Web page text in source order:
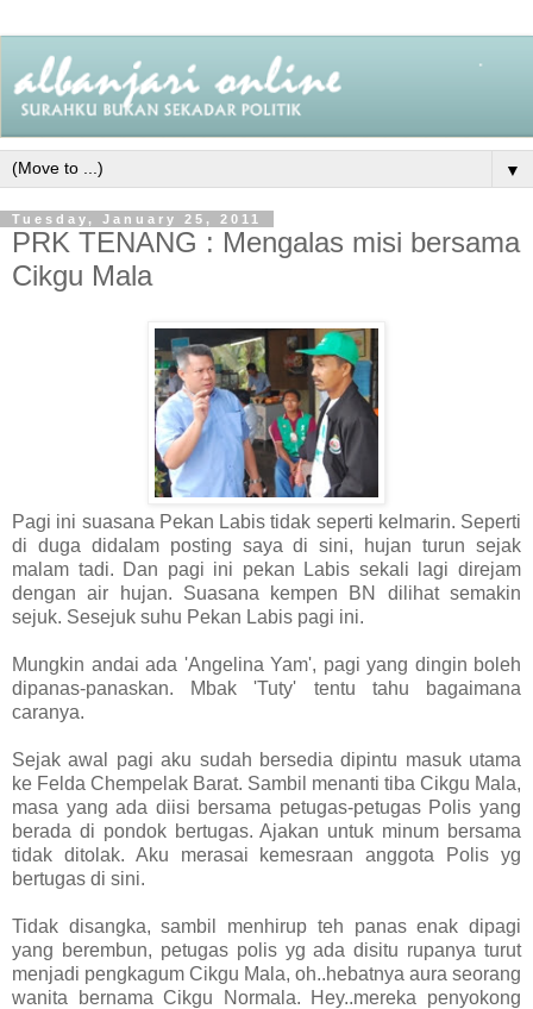
▼
Tuesday, January 25, 2011
PRK TENANG : Mengalas misi bersama
Cikgu Mala
Pagi ini suasana Pekan Labis tidak seperti kelmarin. Seperti
di duga didalam posting saya di sini, hujan turun sejak
malam tadi. Dan pagi ini pekan Labis sekali lagi direjam
dengan air hujan. Suasana kempen BN dilihat semakin
sejuk. Sesejuk suhu Pekan Labis pagi ini.
Mungkin andai ada 'Angelina Yam', pagi yang dingin boleh
dipanas-panaskan. Mbak 'Tuty' tentu tahu bagaimana
caranya.
Sejak awal pagi aku sudah bersedia dipintu masuk utama
ke Felda Chempelak Barat. Sambil menanti tiba Cikgu Mala,
masa yang ada diisi bersama petugas-petugas Polis yang
berada di pondok bertugas. Ajakan untuk minum bersama
tidak ditolak. Aku merasai kemesraan anggota Polis yg
bertugas di sini.
Tidak disangka, sambil menhirup teh panas enak dipagi
yang berembun, petugas polis yg ada disitu rupanya turut
menjadi pengkagum Cikgu Mala, oh..hebatnya aura seorang
wanita bernama Cikgu Normala. Hey..mereka penyokong